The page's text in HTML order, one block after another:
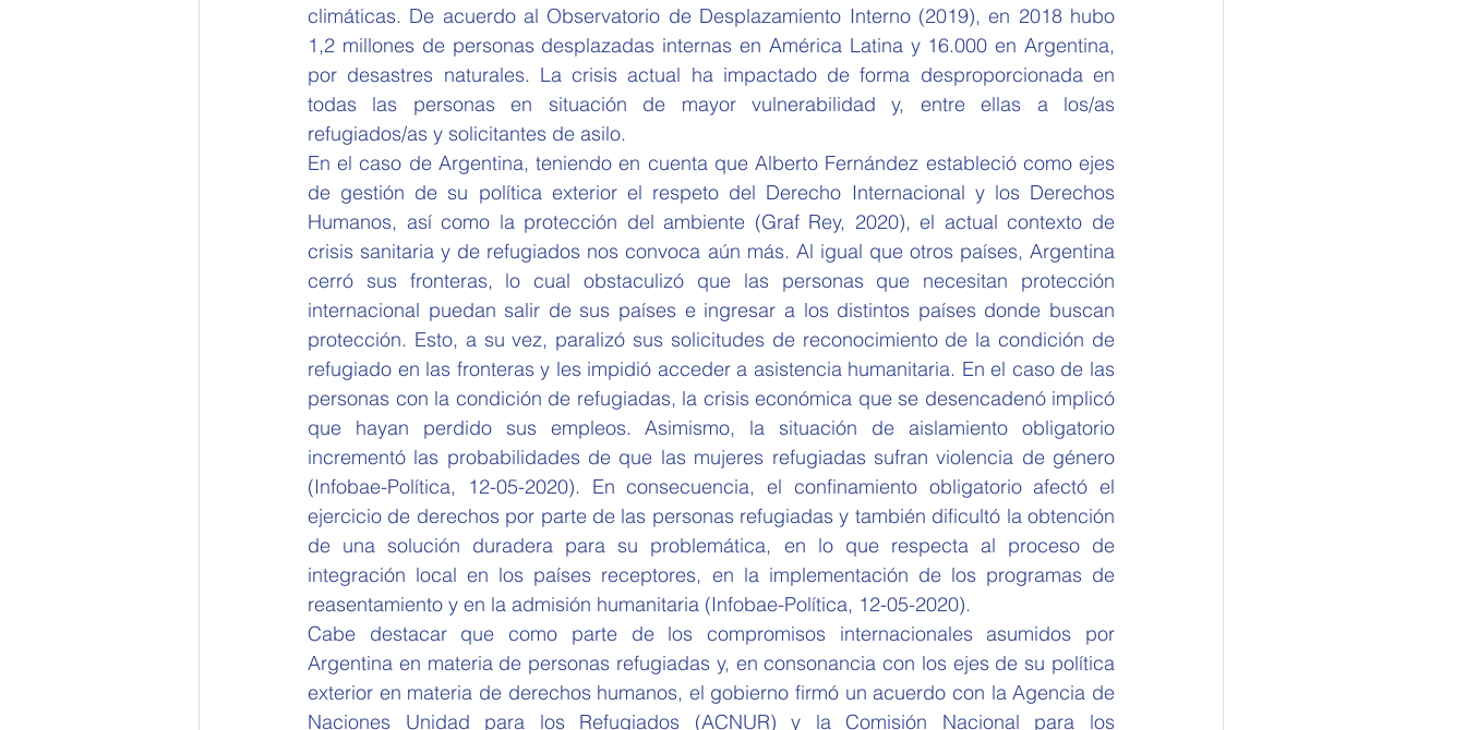
climáticas. De acuerdo al Observatorio de Desplazamiento Interno (2019), en 2018 hubo
1,2 millones de personas desplazadas internas en América Latina y 16.000 en Argentina,
por desastres naturales. La crisis actual ha impactado de forma desproporcionada en
todas las personas en situación de mayor vulnerabilidad y, entre ellas a los/as
refugiados/as y solicitantes de asilo.
En el caso de Argentina, teniendo en cuenta que Alberto Fernández estableció como ejes
de gestión de su política exterior el respeto del Derecho Internacional y los Derechos
Humanos, así como la protección del ambiente (Graf Rey, 2020), el actual contexto de
crisis sanitaria y de refugiados nos convoca aún más. Al igual que otros países, Argentina
cerró sus fronteras, lo cual obstaculizó que las personas que necesitan protección
internacional puedan salir de sus países e ingresar a los distintos países donde buscan
protección. Esto, a su vez, paralizó sus solicitudes de reconocimiento de la condición de
refugiado en las fronteras y les impidió acceder a asistencia humanitaria. En el caso de las
personas con la condición de refugiadas, la crisis económica que se desencadenó implicó
que hayan perdido sus empleos. Asimismo, la situación de aislamiento obligatorio
incrementó las probabilidades de que las mujeres refugiadas sufran violencia de género
(Infobae-Política, 12-05-2020). En consecuencia, el confinamiento obligatorio afectó el
ejercicio de derechos por parte de las personas refugiadas y también dificultó la obtención
de una solución duradera para su problemática, en lo que respecta al proceso de
integración local en los países receptores, en la implementación de los programas de
reasentamiento y en la admisión humanitaria (Infobae-Política, 12-05-2020).
Cabe destacar que como parte de los compromisos internacionales asumidos por
Argentina en materia de personas refugiadas y, en consonancia con los ejes de su política
exterior en materia de derechos humanos, el gobierno firmó un acuerdo con la Agencia de
Naciones Unidad para los Refugiados (ACNUR) y la Comisión Nacional para los